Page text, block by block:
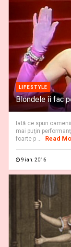
LIFESTYLE
Blondele îi fac
Iată ce spun
mai puţin
foarte p ...
Read
9 ian. 2016